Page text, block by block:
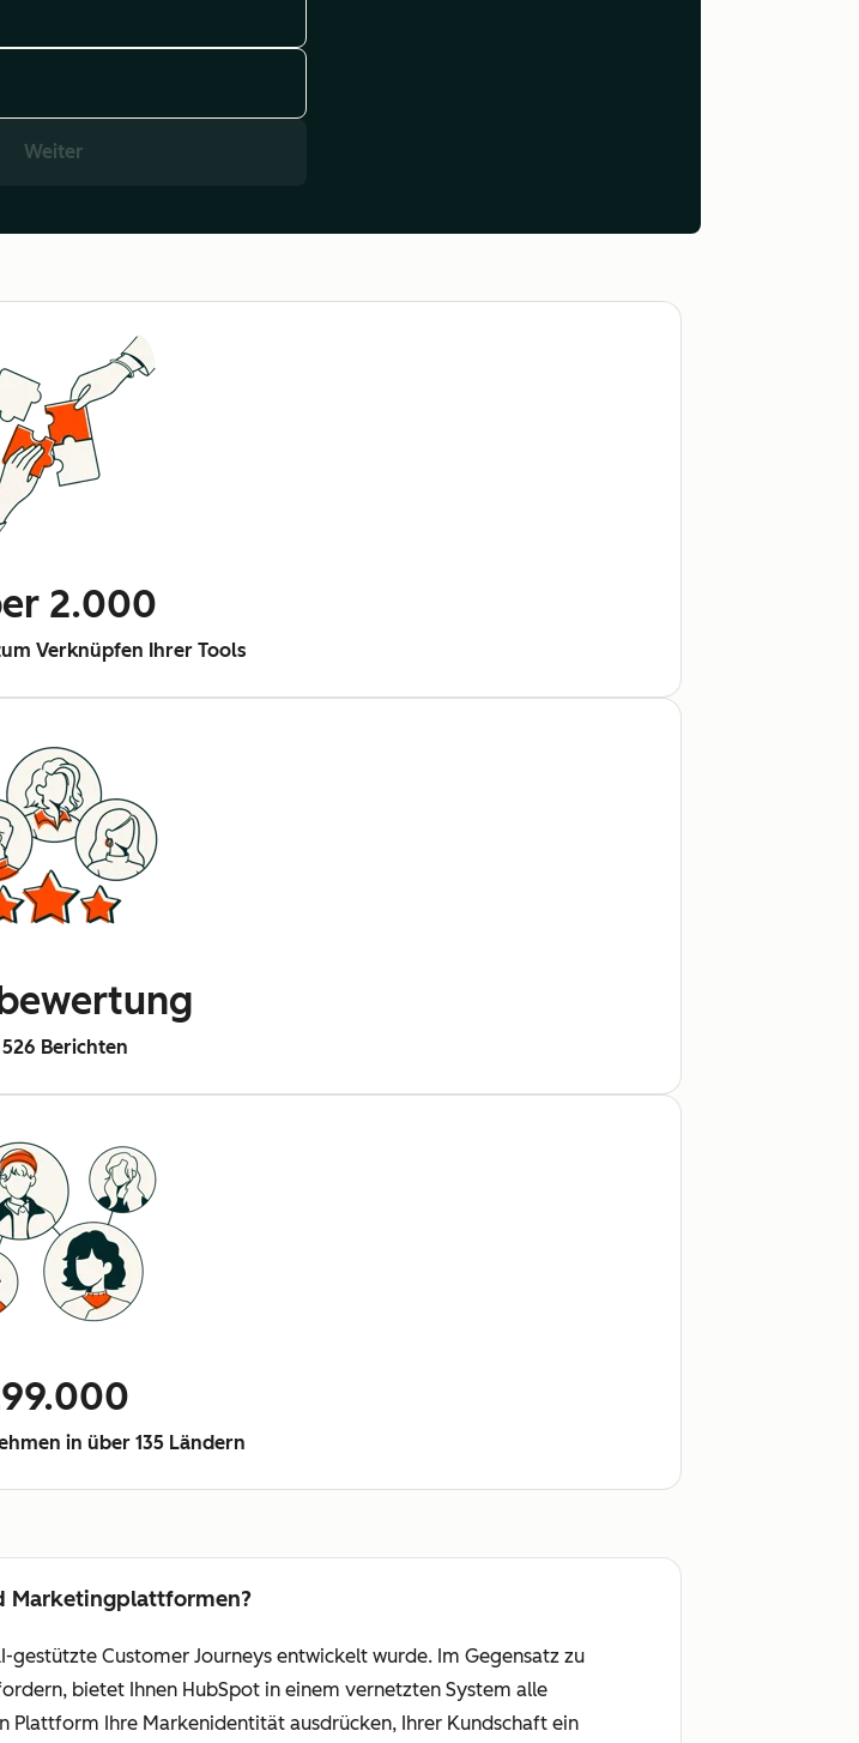
Weiter
2.000
Verknüpfen Ihrer Tools
Berichten
in über 135 Ländern
Marketingplattformen?
gestützte Customer Journeys entwickelt wurde. Im Gegensatz zu
bietet Ihnen HubSpot in einem vernetzten System alle
Plattform Ihre Markenidentität ausdrücken, Ihrer Kundschaft ein